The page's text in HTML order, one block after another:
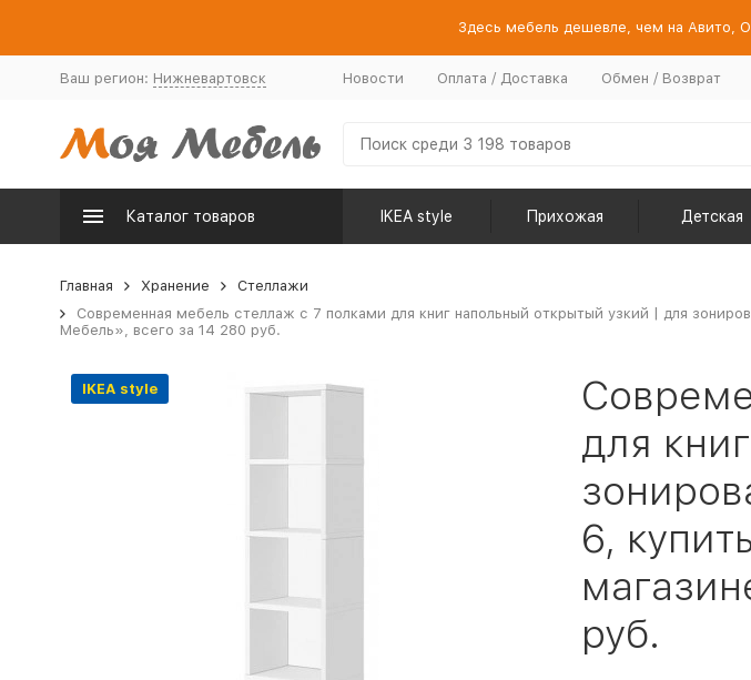
Здесь мебель дешевле, чем на Авито,
Ваш регион: Нижневартовск Новости Оплата / Доставка Обмен / Возврат
Каталог товаров IKEA style Прихожая Детская
Главная Хранение
Стеллажи
Современная мебель стеллаж с 7 полками для книг напольный открытый узкий | для
Мебель», всего за 14 280 руб.
IKEA style
для
6,
руб.